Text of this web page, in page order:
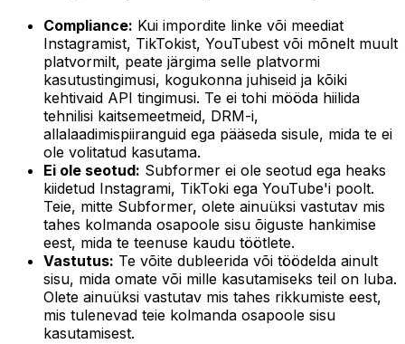
Compliance: Kui impordite linke või meediat
Instagramist, TikTokist, YouTubest või mõnelt muult
platvormilt, peate järgima selle platvormi
kasutustingimusi, kogukonna juhiseid ja kõiki
kehtivaid API tingimusi. Te ei tohi mööda hiilida
tehnilisi kaitsemeetmeid, DRM-i,
allalaadimispiiranguid ega pääseda sisule, mida te ei
ole volitatud kasutama.
Ei ole seotud: Subformer ei ole seotud ega heaks
kiidetud Instagrami, TikToki ega YouTube'i poolt.
Teie, mitte Subformer, olete ainuüksi vastutav mis
tahes kolmanda osapoole sisu õiguste hankimise
eest, mida te teenuse kaudu töötlete.
Vastutus: Te võite dubleerida või töödelda ainult
sisu, mida omate või mille kasutamiseks teil on luba.
Olete ainuüksi vastutav mis tahes rikkumiste eest,
mis tulenevad teie kolmanda osapoole sisu
kasutamisest.